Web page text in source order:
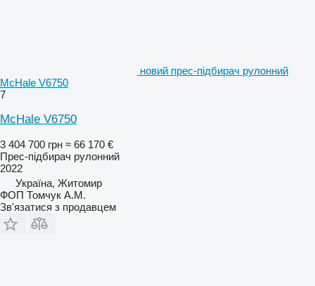
новий прес-підбирач рулонний
McHale V6750
7
McHale V6750
3 404 700 грн ≈ 66 170 €
Прес-підбирач рулонний
2022
Україна, Житомир
ФОП Томчук А.М.
Зв'язатися з продавцем